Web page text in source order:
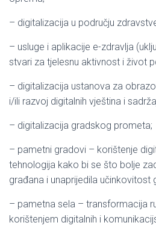
– digitalizacija u području
– usluge i aplikacije e-zdravlja
stvari za tjelesnu aktivnost i život
– digitalizacija ustanova za
i/ili razvoj digitalnih vještina i
– digitalizacija gradskog prometa;
– pametni gradovi – korištenje
tehnologija kako bi se što bolje
građana i unaprijedila učinkovitost
– pametna sela – transformacija
korištenjem digitalnih i